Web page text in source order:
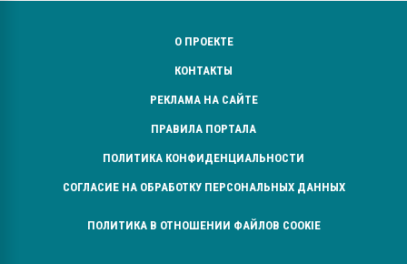
О ПРОЕКТЕ
КОНТАКТЫ
РЕКЛАМА НА САЙТЕ
ПРАВИЛА ПОРТАЛА
ПОЛИТИКА КОНФИДЕНЦИАЛЬНОСТИ
СОГЛАСИЕ НА ОБРАБОТКУ ПЕРСОНАЛЬНЫХ ДАННЫХ
ПОЛИТИКА В ОТНОШЕНИИ ФАЙЛОВ COOKIE